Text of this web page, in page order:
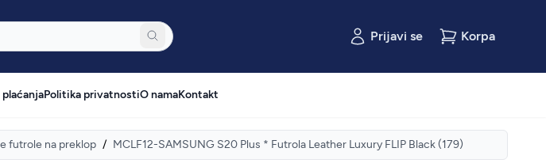
Prijavi se Korpa
Politika privatnostiO namaKontakt
futrole na preklop / MCLF12-SAMSUNG S20 Plus * Futrola Leather Luxury FLIP Black (179)